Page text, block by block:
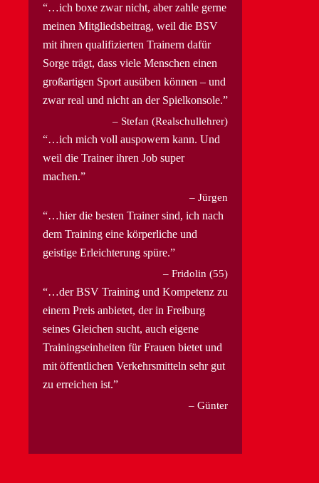
…ich boxe zwar nicht, aber zahle gerne
meinen Mitgliedsbeitrag, weil die BSV
mit ihren qualifizierten Trainern dafür
Sorge trägt, dass viele Menschen einen
großartigen Sport ausüben können – und
zwar real und nicht an der Spielkonsole.
Stefan (Realschullehrer)
…ich mich voll auspowern kann. Und
weil die Trainer ihren Job super
machen.
Jürgen
…hier die besten Trainer sind, ich nach
dem Training eine körperliche und
geistige Erleichterung spüre.
Fridolin (55)
…der BSV Training und Kompetenz zu
einem Preis anbietet, der in Freiburg
seines Gleichen sucht, auch eigene
Trainingseinheiten für Frauen bietet und
mit öffentlichen Verkehrsmitteln sehr gut
zu erreichen ist.
Günter